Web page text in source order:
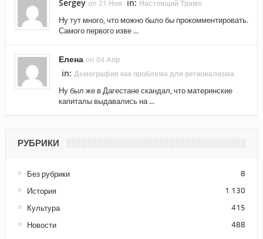
Sergey on 21 Ноя in: Настоящий Трамп
Ну тут много, что можно было бы прокомментировать.
Самого первого изве ...
Елена on 04 Апр
in: Демография как проблема для регионализма
Ну был же в Дагестане скандал, что материнские
капиталы выдавались на ...
РУБРИКИ
Без рубрики 8
История 1 130
Культура 415
Новости 488